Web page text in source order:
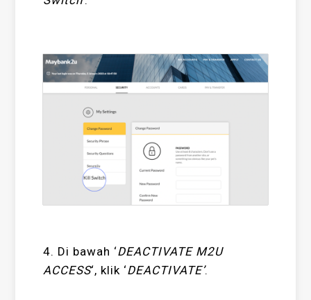
4. Di bawah ‘DEACTIVATE M2U
ACCESS‘, klik ‘DEACTIVATE’.